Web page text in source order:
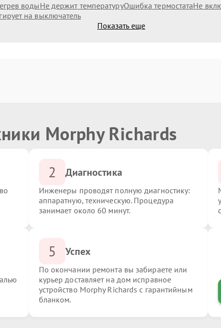
водыНе держит температуруОшибка термостатаНе
на выключатель
Показать еще
Morphy Richards
2 Диагностика
Инженеры проводят полную диагностику:
аппаратную, техническую. Процедура
занимает около 60 минут.
5 Успех
По окончании ремонта вы забираете или
курьер доставляет на дом исправное
устройство Morphy Richards с гарантийным
бланком.